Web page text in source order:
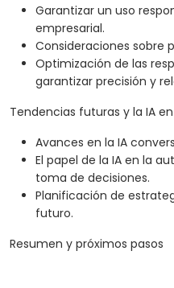
Garantizar un uso
empresarial.
Consideraciones sobre
Optimización de las
garantizar precisión y
Tendencias futuras y la IA
Avances en la IA
El papel de la IA en la
toma de decisiones.
Planificación de
futuro.
Resumen y próximos pasos